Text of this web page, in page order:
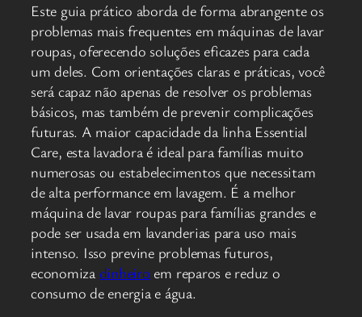
Este guia prático aborda de forma abrangente os
problemas mais frequentes em máquinas de lavar
roupas, oferecendo soluções eficazes para cada
um deles. Com orientações claras e práticas, você
será capaz não apenas de resolver os problemas
básicos, mas também de prevenir complicações
futuras. A maior capacidade da linha Essential
Care, esta lavadora é ideal para famílias muito
numerosas ou estabelecimentos que necessitam
de alta performance em lavagem. É a melhor
máquina de lavar roupas para famílias grandes e
pode ser usada em lavanderias para uso mais
intenso. Isso previne problemas futuros,
economiza dinheiro em reparos e reduz o
consumo de energia e água.